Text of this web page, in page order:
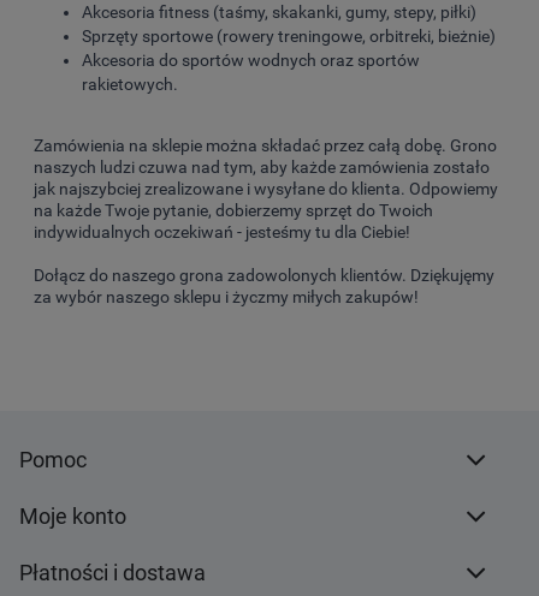
Akcesoria fitness (taśmy, skakanki, gumy, stepy, piłki)
Sprzęty sportowe (rowery treningowe, orbitreki, bieżnie)
Akcesoria do sportów wodnych oraz sportów
rakietowych.
Zamówienia na sklepie można składać przez całą dobę. Grono
naszych ludzi czuwa nad tym, aby każde zamówienia zostało
jak najszybciej zrealizowane i wysyłane do klienta. Odpowiemy
na każde Twoje pytanie, dobierzemy sprzęt do Twoich
indywidualnych oczekiwań - jesteśmy tu dla Ciebie!
Dołącz do naszego grona zadowolonych klientów. Dziękujęmy
za wybór naszego sklepu i życzmy miłych zakupów!
Pomoc
Moje konto
Płatności i dostawa